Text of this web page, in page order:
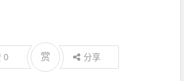
0 赏 分享